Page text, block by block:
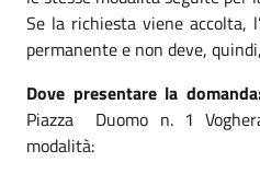
Se la richiesta viene accolta,
permanente e non deve,
Dove presentare la
Piazza Duomo n. 1
modalità: